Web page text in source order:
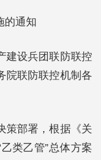
的通知
建设兵团联防联控
院联防联控机制各
策部署，根据《关
类乙管”总体方案